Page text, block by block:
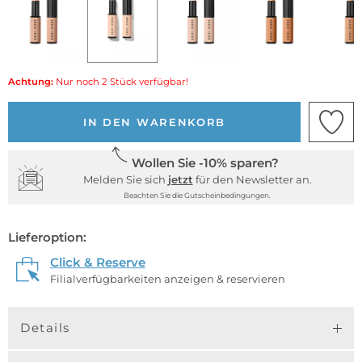
Achtung: Nur noch 2 Stück verfügbar!
IN DEN WARENKORB
Wollen Sie -10% sparen?
Melden Sie sich jetzt für den Newsletter an.
Beachten Sie die Gutscheinbedingungen.
Lieferoption:
Click & Reserve
Filialverfügbarkeiten anzeigen & reservieren
Details